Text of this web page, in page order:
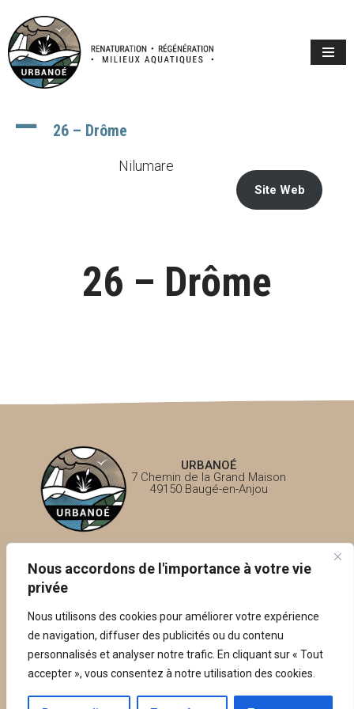
Nous accordons de l'importance à votre vie
privée
Nous utilisons des cookies pour améliorer votre expérience
de navigation, diffuser des publicités ou du contenu
personnalisés et analyser notre trafic. En cliquant sur « Tout
accepter », vous consentez à notre utilisation des cookies.
Aller
au
contenu
A 26 – Drôme
Nilumare
Site Web
26 – Drôme
URBANOÉ
7 Chemin de la Grand Maison
49150 Baugé-en-Anjou
Mentions légales
Conception: Krisken.fr